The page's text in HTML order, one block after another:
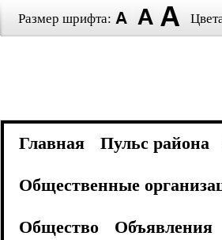
Размер шрифта:
Главная Пульс района
Общественные
Общество
Объявления